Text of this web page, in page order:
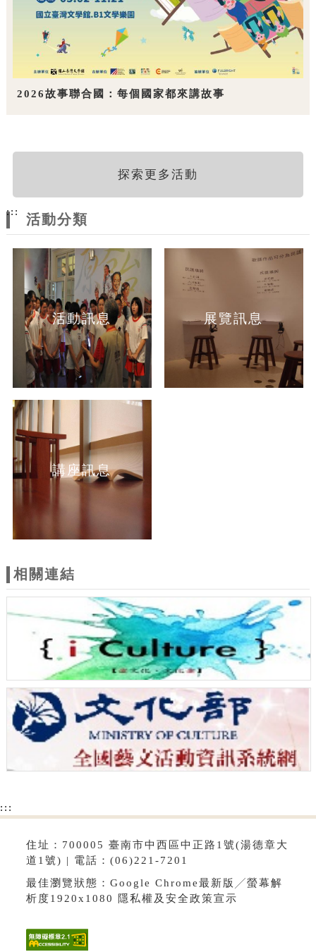
2026故事聯合國：每個國家都來講故事
探索更多活動
:::
活動分類
活動訊息 展覽訊息
講座訊息
相關連結
:::
住址：700005 臺南市中西區中正路1號(湯德章大
道1號) | 電話：(06)221-7201
最佳瀏覽狀態：Google Chrome最新版╱螢幕解
析度1920x1080 隱私權及安全政策宣示